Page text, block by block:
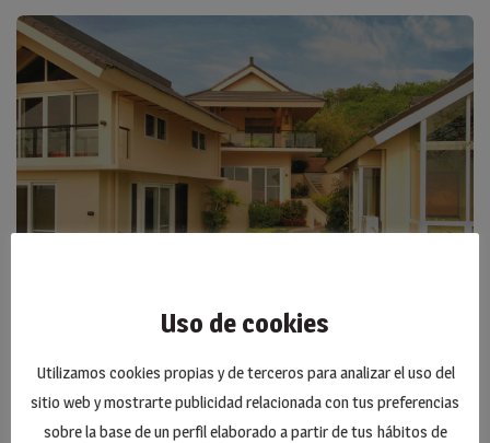
Corredera Osciloparalela
Uso de cookies
Utilizamos cookies propias y de terceros para analizar el uso del
sitio web y mostrarte publicidad relacionada con tus preferencias
sobre la base de un perfil elaborado a partir de tus hábitos de